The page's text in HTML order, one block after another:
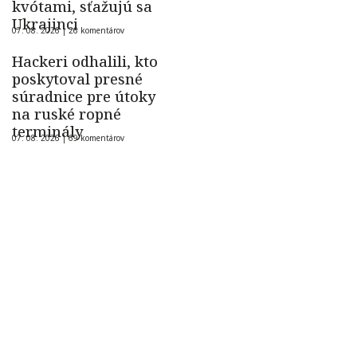
kvótami, sťažujú sa
Ukrajinci
07. 08. 2026 |26 komentárov
Hackeri odhalili, kto
poskytoval presné
súradnice pre útoky
na ruské ropné
terminály
07. 08. 2026 |69 komentárov